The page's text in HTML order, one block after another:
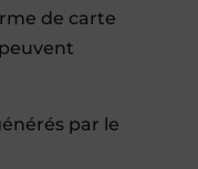
de carte
par le